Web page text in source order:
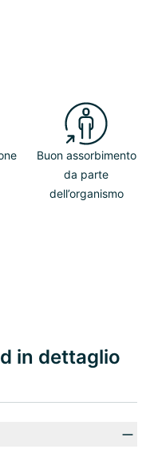
Buon assorbimento
da parte
dell’organismo
in dettaglio